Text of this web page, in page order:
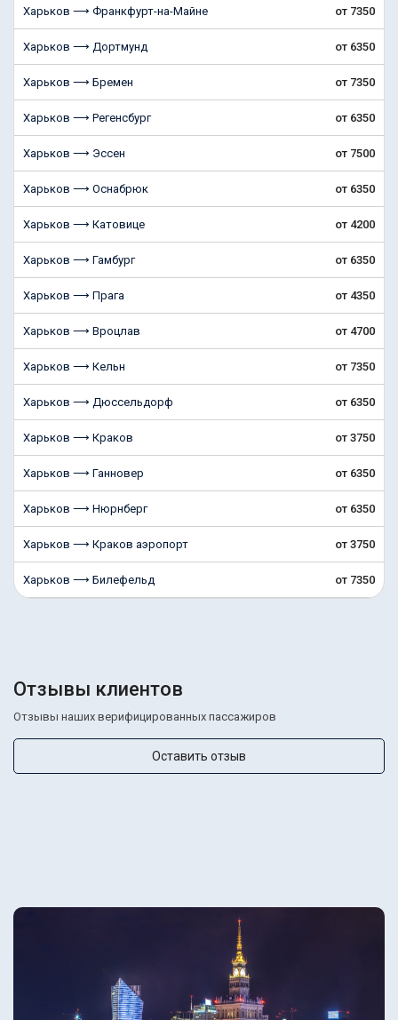
Харьков ⟶ Франкфурт-на-Майне от 7350
Харьков ⟶ Дортмунд от 6350
Харьков ⟶ Бремен от 7350
Харьков ⟶ Регенсбург от 6350
Харьков ⟶ Эссен от 7500
Харьков ⟶ Оснабрюк от 6350
Харьков ⟶ Катовице от 4200
Харьков ⟶ Гамбург от 6350
Харьков ⟶ Прага от 4350
Харьков ⟶ Вроцлав от 4700
Харьков ⟶ Кельн от 7350
Харьков ⟶ Дюссельдорф от 6350
Харьков ⟶ Краков от 3750
Харьков ⟶ Ганновер от 6350
Харьков ⟶ Нюрнберг от 6350
Харьков ⟶ Краков аэропорт от 3750
Харьков ⟶ Билефельд от 7350
Отзывы клиентов
Отзывы наших верифицированных пассажиров
Оставить отзыв